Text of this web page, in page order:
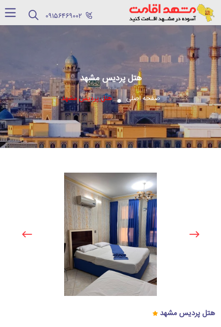
هتل پردیس مشهد
صفحه اصلی هتل پردیس مشهد
هتل پردیس مشهد